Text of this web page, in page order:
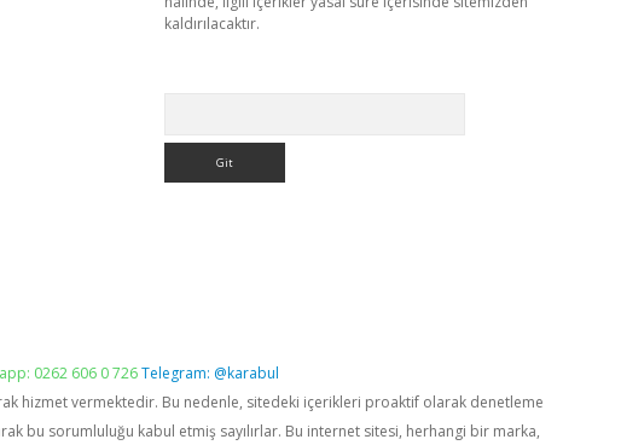
kaldırılacaktır.
0262 606 0 726Telegram: @karabul
hizmet vermektedir. Bu nedenle, sitedeki içerikleri proaktif olarak denetleme
bu sorumluluğu kabul etmiş sayılırlar. Bu internet sitesi, herhangi bir marka,